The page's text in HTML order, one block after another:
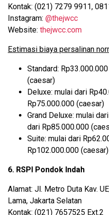
Kontak: (021) 7279 9911,
Instagram: @thejwcc
Website: thejwcc.com
Estimasi biaya persalinan
Standard:
(caesar)
Deluxe: mulai dari
Rp75.000.000 (caesar)
Grand Deluxe: mulai
dari Rp85.000.000
Suite: mulai dari
Rp102.000.000 (caesar)
6. RSPI Pondok Indah
Alamat: Jl. Metro Duta Kav.
Lama, Jakarta Selatan
Kontak: (021) 7657525 Ext.2